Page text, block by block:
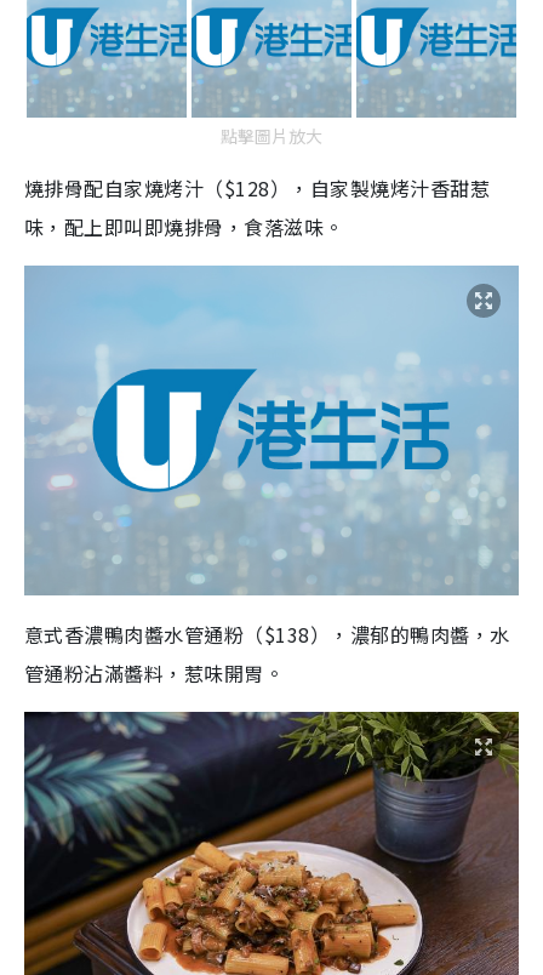
點擊圖片放大
燒排骨配自家燒烤汁（$128），自家製燒烤汁香甜惹
味，配上即叫即燒排骨，食落滋味。
意式香濃鴨肉醬水管通粉（$138），濃郁的鴨肉醬，水
管通粉沾滿醬料，惹味開胃。